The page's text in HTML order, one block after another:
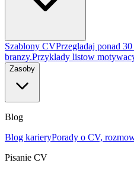
Szablony CVPrzegladaj ponad
branzy.Przyklady listow
Zasoby
Blog
Blog karieryPorady o CV,
Pisanie CV